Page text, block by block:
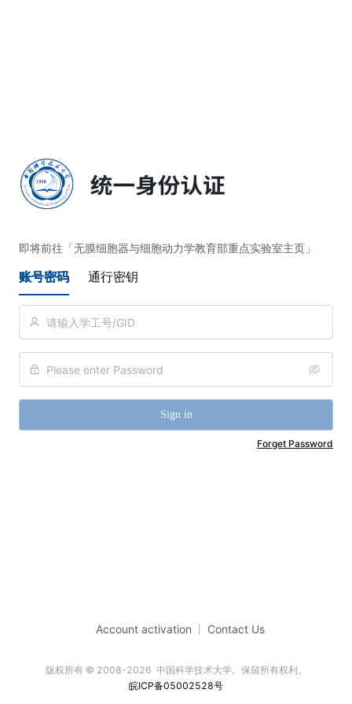
即将前往「无膜细胞器与细胞动力学教育部重点实验室主页」
账号密码 通行密钥
Sign in
Forget Password
Account activation Contact Us
版权所有 © 2008-2026  中国科学技术大学。保留所有权利。
皖ICP备05002528号